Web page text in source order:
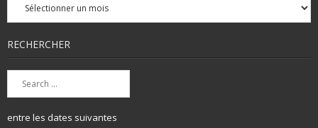
mensuelles
RECHERCHER
entre les dates suivantes